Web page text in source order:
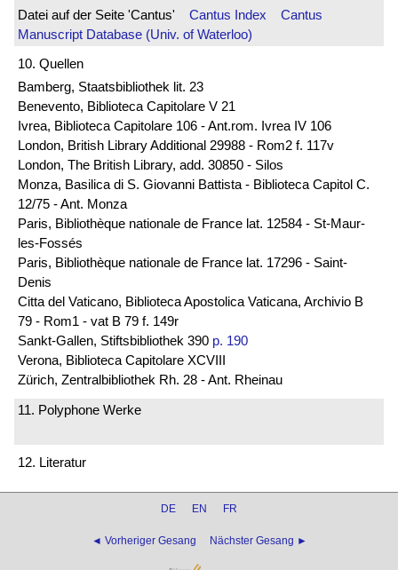
Datei auf der Seite 'Cantus' Cantus Index
Cantus
Manuscript Database (Univ. of Waterloo)
10. Quellen
Bamberg, Staatsbibliothek lit. 23
Benevento, Biblioteca Capitolare V 21
Ivrea, Biblioteca Capitolare 106 - Ant.rom. Ivrea IV 106
London, British Library Additional 29988 - Rom2 f. 117v
London, The British Library, add. 30850 - Silos
Monza, Basilica di S. Giovanni Battista - Biblioteca Capitol C.
12/75 - Ant. Monza
Paris, Bibliothèque nationale de France lat. 12584 - St-Maur-
les-Fossés
Paris, Bibliothèque nationale de France lat. 17296 - Saint-
Denis
Citta del Vaticano, Biblioteca Apostolica Vaticana, Archivio B
79 - Rom1 - vat B 79 f. 149r
Sankt-Gallen, Stiftsbibliothek 390 p. 190
Verona, Biblioteca Capitolare XCVIII
Zürich, Zentralbibliothek Rh. 28 - Ant. Rheinau
11. Polyphone Werke
12. Literatur
DE EN FR
◄ Vorheriger Gesang Nächster Gesang ►